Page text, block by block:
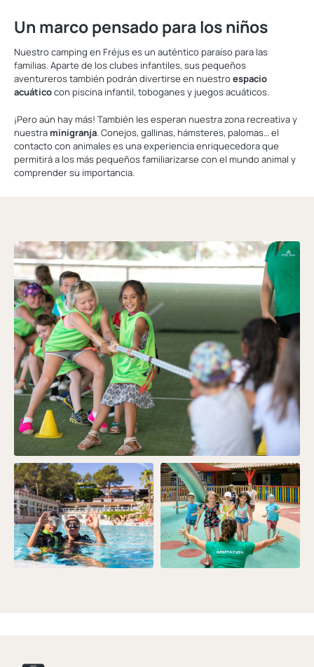
Un marco pensado para los niños
Nuestro camping en Fréjus es un auténtico paraíso para las
familias. Aparte de los clubes infantiles, sus pequeños
aventureros también podrán divertirse en nuestroespacio
acuáticocon piscina infantil, toboganes y juegos acuáticos.
¡Pero aún hay más! También les esperan nuestra zona recreativa y
nuestra minigranja. Conejos, gallinas, hámsteres, palomas… el
contacto con animales es una experiencia enriquecedora que
permitirá a los más pequeños familiarizarse con el mundo animal y
comprender su importancia.